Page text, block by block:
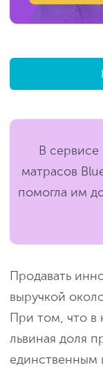
В сервисе
матрасов
помогла им
Продавать
выручкой
При том, что в
львиная доля
единственным